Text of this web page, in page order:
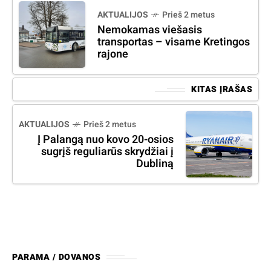
AKTUALIJOS Prieš 2 metus
Nemokamas viešasis
transportas – visame Kretingos
rajone
KITAS ĮRAŠAS
AKTUALIJOS Prieš 2 metus
Į Palangą nuo kovo 20-osios
sugrįš reguliarūs skrydžiai į
Dubliną
PARAMA / DOVANOS